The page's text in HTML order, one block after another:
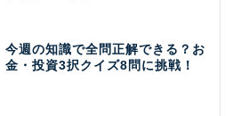
今週の知識で全問正解できる？お
金・投資3択クイズ8問に挑戦！